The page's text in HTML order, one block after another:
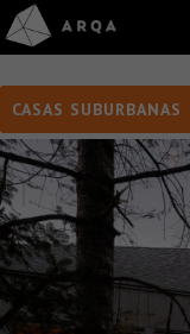
CASAS SUBURBANAS